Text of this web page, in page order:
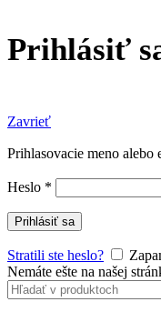
Prihlásiť
Zavrieť
Prihlasovacie meno alebo
Heslo *
Prihlásiť sa
Stratili ste heslo?
Nemáte ešte na našej
Search
for: